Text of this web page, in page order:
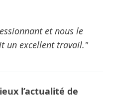
et nous le
un excellent travail."
l’actualité de